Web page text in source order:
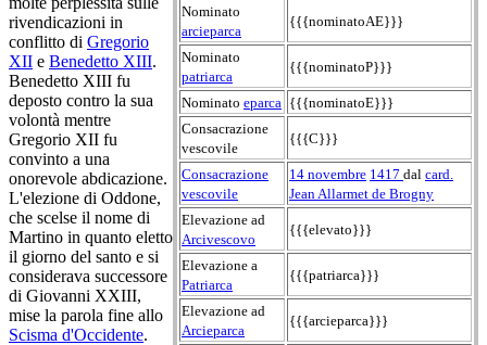
Nominato
arcieparca
{{{nominatoAE}}}
Nominato
patriarca
{{{nominatoP}}}
Nominato eparca {{{nominatoE}}}
Consacrazione
vescovile
{{{C}}}
Consacrazione
vescovile
14 novembre 1417 dal card.
Jean Allarmet de Brogny
Elevazione ad
Arcivescovo
{{{elevato}}}
Elevazione a
Patriarca
{{{patriarca}}}
Elevazione ad
Arcieparca
{{{arcieparca}}}
rivendicazioni in
conflitto di Gregorio
XII e Benedetto XIII.
Benedetto XIII fu
deposto contro la sua
volontà mentre
Gregorio XII fu
convinto a una
onorevole abdicazione.
L'elezione di Oddone,
che scelse il nome di
Martino in quanto eletto
il giorno del santo e si
considerava successore
di Giovanni XXIII,
mise la parola fine allo
Scisma d'Occidente.